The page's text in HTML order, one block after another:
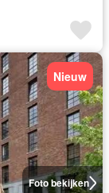
Foto bekijken
Nieuw